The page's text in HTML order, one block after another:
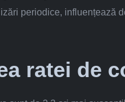
periodice, influențează
ratei de